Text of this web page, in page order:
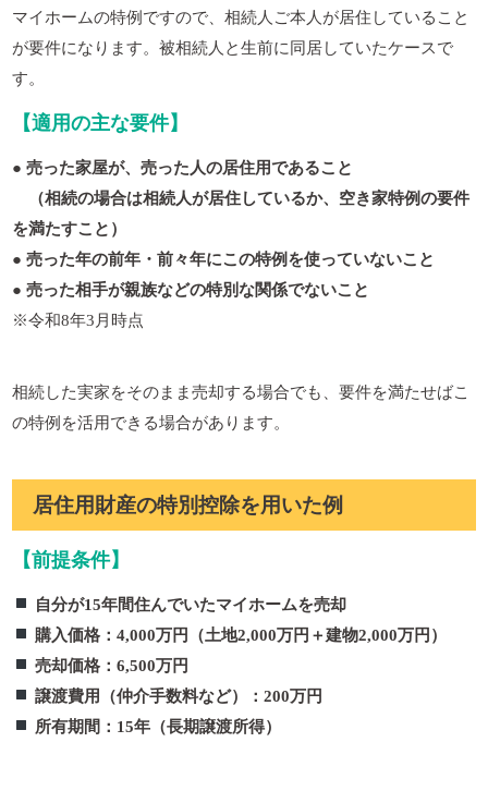
マイホームの特例ですので、相続人ご本人が居住していること
が要件になります。被相続人と生前に同居していたケースで
す。
【適用の主な要件】
● 売った家屋が、売った人の居住用であること
（相続の場合は相続人が居住しているか、空き家特例の要件
を満たすこと）
● 売った年の前年・前々年にこの特例を使っていないこと
● 売った相手が親族などの特別な関係でないこと
※令和8年3月時点
相続した実家をそのまま売却する場合でも、要件を満たせばこ
の特例を活用できる場合があります。
居住用財産の特別控除を用いた例
【前提条件】
自分が15年間住んでいたマイホームを売却
購入価格：4,000万円（土地2,000万円＋建物2,000万円）
売却価格：6,500万円
譲渡費用（仲介手数料など）：200万円
所有期間：15年（長期譲渡所得）